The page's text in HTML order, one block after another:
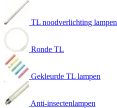
TL noodverlichting lampen
Ronde TL
Gekleurde TL lampen
Anti-insectenlampen